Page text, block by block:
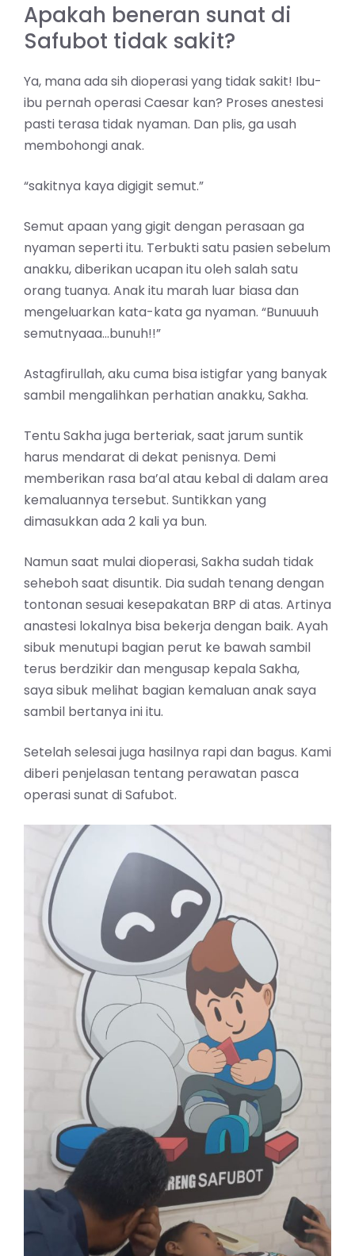
Apakah beneran sunat di
Safubot tidak sakit?
Ya, mana ada sih dioperasi yang tidak sakit! Ibu-
ibu pernah operasi Caesar kan? Proses anestesi
pasti terasa tidak nyaman. Dan plis, ga usah
membohongi anak.
“sakitnya kaya digigit semut.”
Semut apaan yang gigit dengan perasaan ga
nyaman seperti itu. Terbukti satu pasien sebelum
anakku, diberikan ucapan itu oleh salah satu
orang tuanya. Anak itu marah luar biasa dan
mengeluarkan kata-kata ga nyaman. “Bunuuuh
semutnyaaa…bunuh!!”
Astagfirullah, aku cuma bisa istigfar yang banyak
sambil mengalihkan perhatian anakku, Sakha.
Tentu Sakha juga berteriak, saat jarum suntik
harus mendarat di dekat penisnya. Demi
memberikan rasa ba’al atau kebal di dalam area
kemaluannya tersebut. Suntikkan yang
dimasukkan ada 2 kali ya bun.
Namun saat mulai dioperasi, Sakha sudah tidak
seheboh saat disuntik. Dia sudah tenang dengan
tontonan sesuai kesepakatan BRP di atas. Artinya
anastesi lokalnya bisa bekerja dengan baik. Ayah
sibuk menutupi bagian perut ke bawah sambil
terus berdzikir dan mengusap kepala Sakha,
saya sibuk melihat bagian kemaluan anak saya
sambil bertanya ini itu.
Setelah selesai juga hasilnya rapi dan bagus. Kami
diberi penjelasan tentang perawatan pasca
operasi sunat di Safubot.